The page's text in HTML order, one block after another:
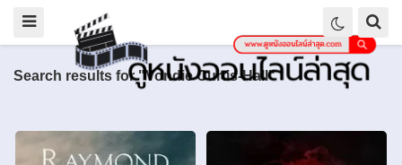
Search results for "Vondie Curtis-Hall"